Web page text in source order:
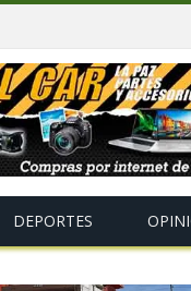
DEPORTES